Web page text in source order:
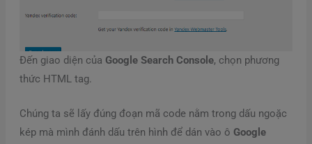
Đến giao diện của Google Search Console, chọn phương
thức HTML tag.
Chúng ta sẽ lấy đúng đoạn mã code nằm trong dấu ngoặc
kép mà mình đánh dấu trên hình để dán vào ô Google